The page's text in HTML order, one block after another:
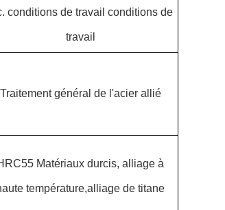
conditions de travail conditions de
travail
Traitement général de l'acier allié
Matériaux durcis, alliage à
température,alliage de titane